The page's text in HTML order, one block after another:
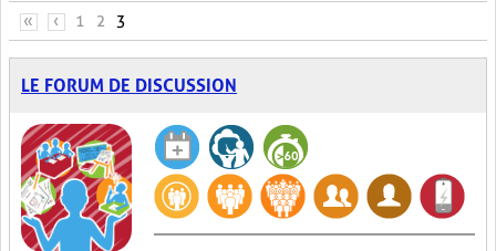
PAGES
« ‹ 1 2 3
LE FORUM DE DISCUSSION